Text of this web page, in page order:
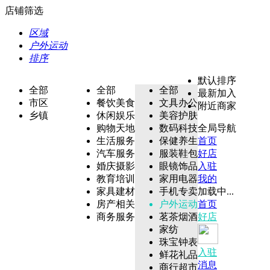
店铺筛选
区域
户外运动
排序
全部
市区
乡镇
全部
餐饮美食
休闲娱乐
购物天地
生活服务
汽车服务
婚庆摄影
教育培训
家具建材
房产相关
商务服务
全部
文具办公
美容护肤
数码科技
保健养生
服装鞋包
眼镜饰品
家用电器
手机专卖
户外运动
茗茶烟酒
家纺
珠宝钟表
鲜花礼品
商行超市
默认排序
最新加入
附近商家
全局导航
首页
好店
入驻
我的
加载中...
首页
好店
入驻
消息